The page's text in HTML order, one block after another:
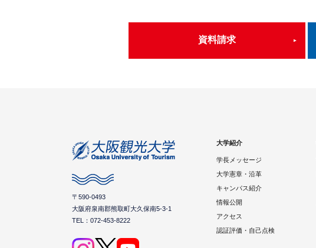
資料請求
〒590-0493
大阪府泉南郡熊取町大久保南5-3-1
TEL：072-453-8222
大学紹介
学長メッセージ
大学憲章・沿革
キャンパス紹介
情報公開
アクセス
認証評価・自己点検